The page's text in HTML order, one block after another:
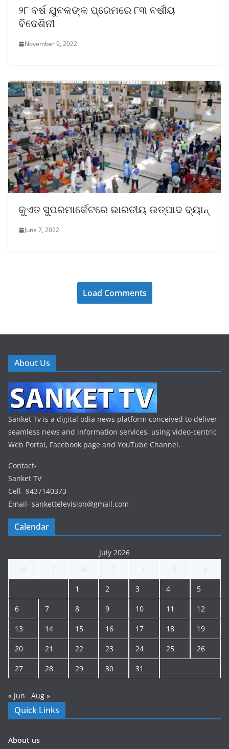
୨୮ ବର୍ଷ ଯୁବକଙ୍କ ପ୍ରେମରେ ୮୩ ବର୍ଷୀୟ
ବିଦେଶିନୀ
November 9, 2022
କୁଏତ ସୁପରମାର୍କେଟରେ ଭାରତୀୟ ଉତ୍ପାଦ ବ୍ୟାନ୍‌
June 7, 2022
Load Comments
About Us
Sanket Tv is a digital odia news platform conceived to deliver
seamless news and information services, using video-centric
Web Portal, Facebook page and YouTube Channel.
Contact-
Sanket TV
Cell- 9437140373
Email- sankettelevision@gmail.com
Calendar
July 2026
1 2 3 4 5
6 7 8 9 10 11 12
13 14 15 16 17 18 19
20 21 22 23 24 25 26
27 28 29 30 31
« Jun Aug »
Quick Links
About us